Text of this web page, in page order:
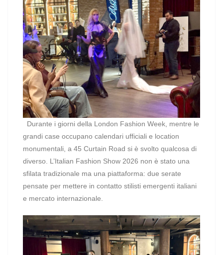
Durante i giorni della London Fashion Week, mentre le
grandi case occupano calendari ufficiali e location
monumentali, a 45 Curtain Road si è svolto qualcosa di
diverso. L’Italian Fashion Show 2026 non è stato una
sfilata tradizionale ma una piattaforma: due serate
pensate per mettere in contatto stilisti emergenti italiani
e mercato internazionale.